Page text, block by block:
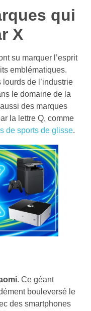
qui
X
su marquer l’esprit
emblématiques.
de l’industrie
le domaine de la
des marques
la lettre Q, comme
de sports de glisse.
. Ce géant
bouleversé le
des smartphones